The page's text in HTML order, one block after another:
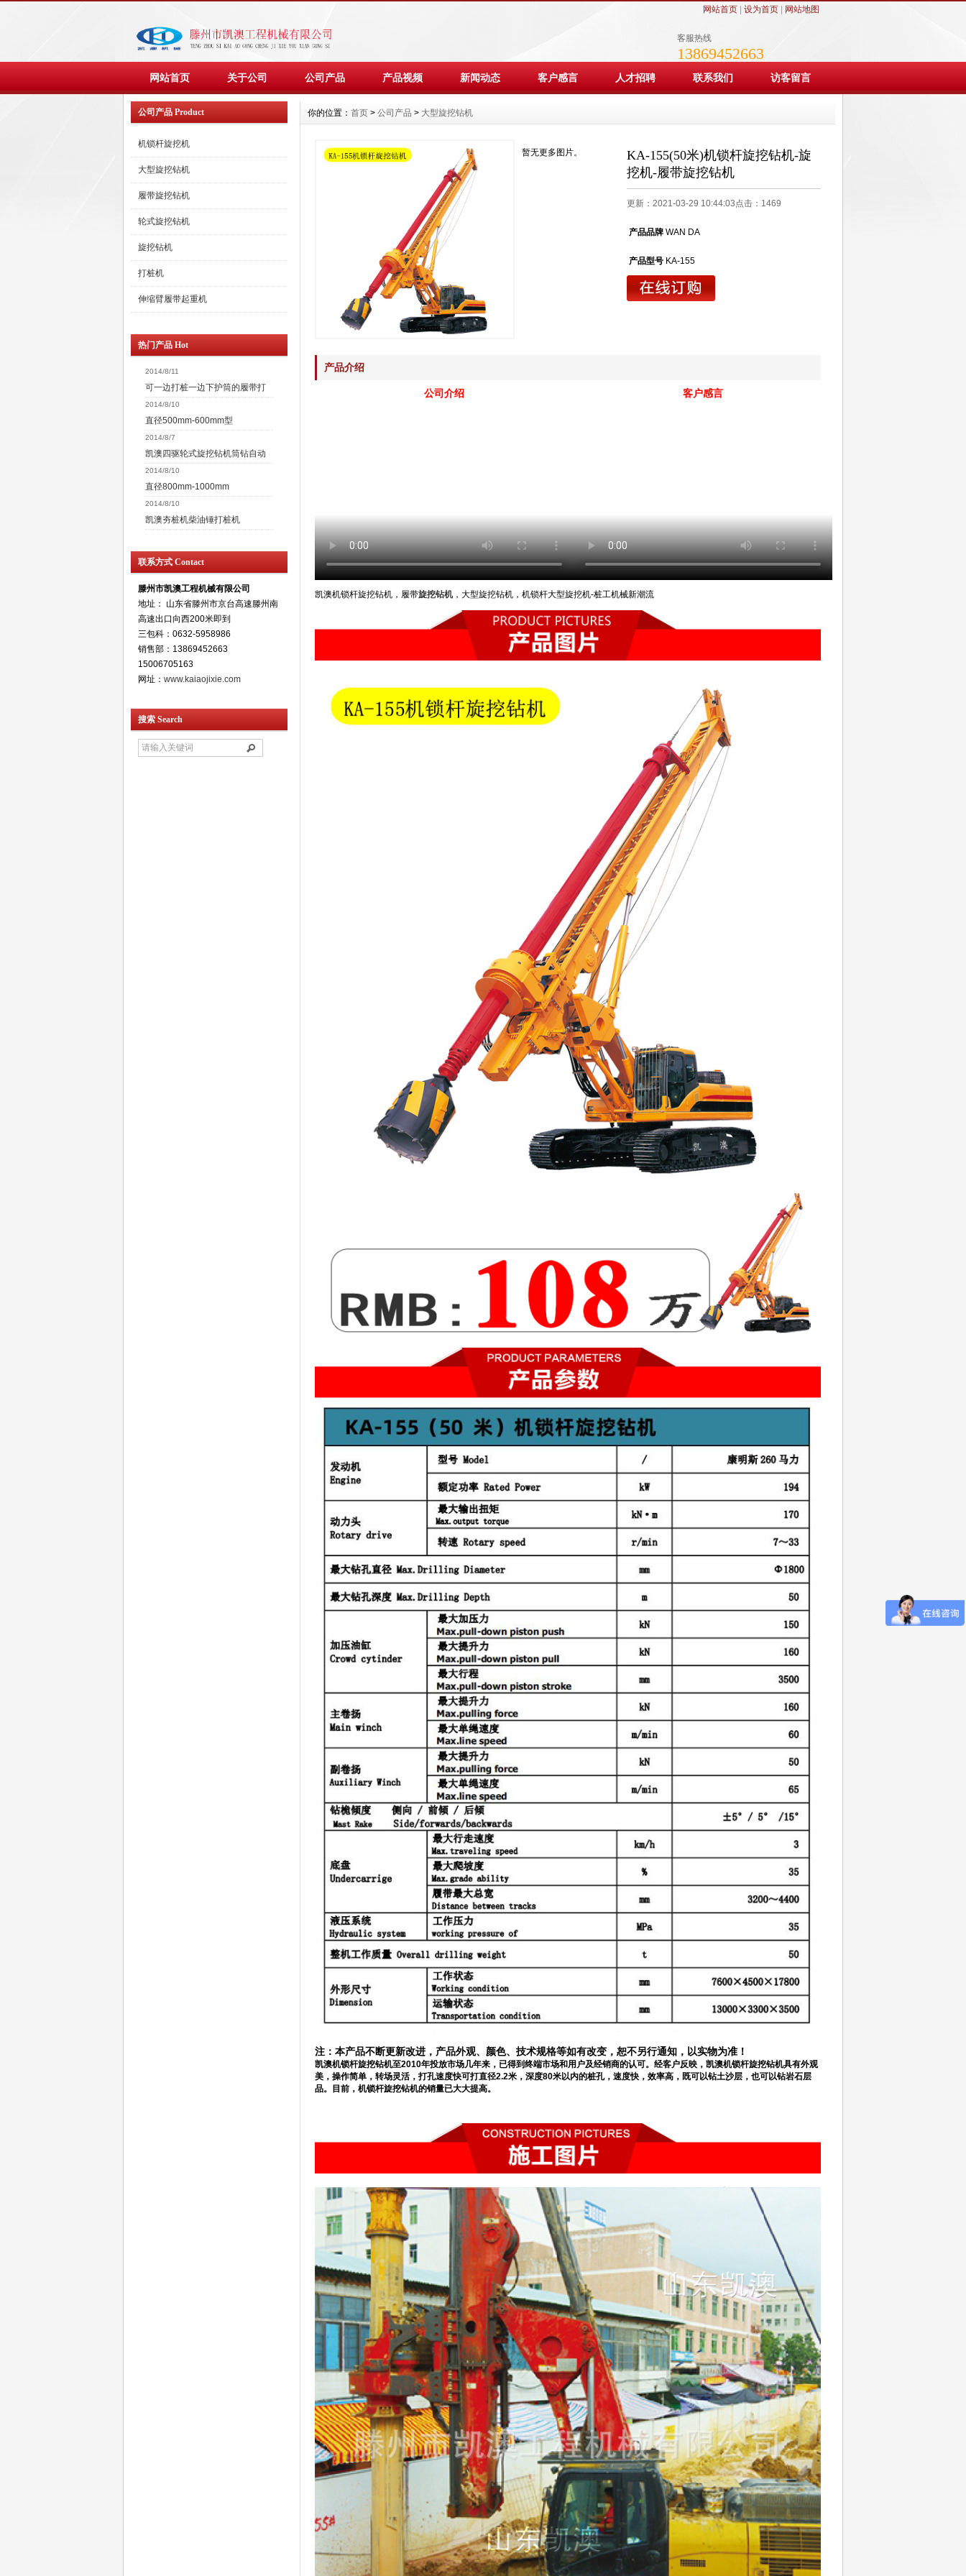
网站首页| 设为首页| 网站地图
客服热线
13869452663
网站首页 关于公司 公司产品 产品视频 新闻动态 客户感言 人才招聘 联系我们 访客留言
你的位置： 首页 > 公司产品 > 大型旋挖钻机
暂无更多图片。
KA-155(50米)机锁杆旋挖钻机-旋
挖机-履带旋挖钻机
更新：2021-03-29 10:44:03点击： 1469
产品品牌 WAN DA
产品型号 KA-155
产品介绍
公司介绍 客户感言
凯澳机锁杆旋挖钻机，履带旋挖钻机，大型旋挖钻机，机锁杆大型旋挖机-桩工机械新潮流
注：本产品不断更新改进，产品外观、颜色、技术规格等如有改变，恕不另行通知，以实物为准！
凯澳机锁杆旋挖钻机至2010年投放市场几年来，已得到终端市场和用户及经销商的认可。经客户反映，凯澳机锁杆旋挖钻机具有外观
美，操作简单，转场灵活，打孔速度快可打直径2.2米，深度80米以内的桩孔，速度快，效率高，既可以钻土沙层，也可以钻岩石层
品。目前，机锁杆旋挖钻机的销量已大大提高。
公司产品 Product
机锁杆旋挖机
大型旋挖钻机
履带旋挖钻机
轮式旋挖钻机
旋挖钻机
打桩机
伸缩臂履带起重机
热门产品 Hot
2014/8/11
可一边打桩一边下护筒的履带打
2014/8/10
直径500mm-600mm型
2014/8/7
凯澳四驱轮式旋挖钻机筒钻自动
2014/8/10
直径800mm-1000mm
2014/8/10
凯澳夯桩机柴油锤打桩机
联系方式 Contact
滕州市凯澳工程机械有限公司
地址： 山东省滕州市京台高速滕州南
高速出口向西200米即到
三包科：0632-5958986
销售部：13869452663
15006705163
网址： www.kaiaojixie.com
搜索 Search